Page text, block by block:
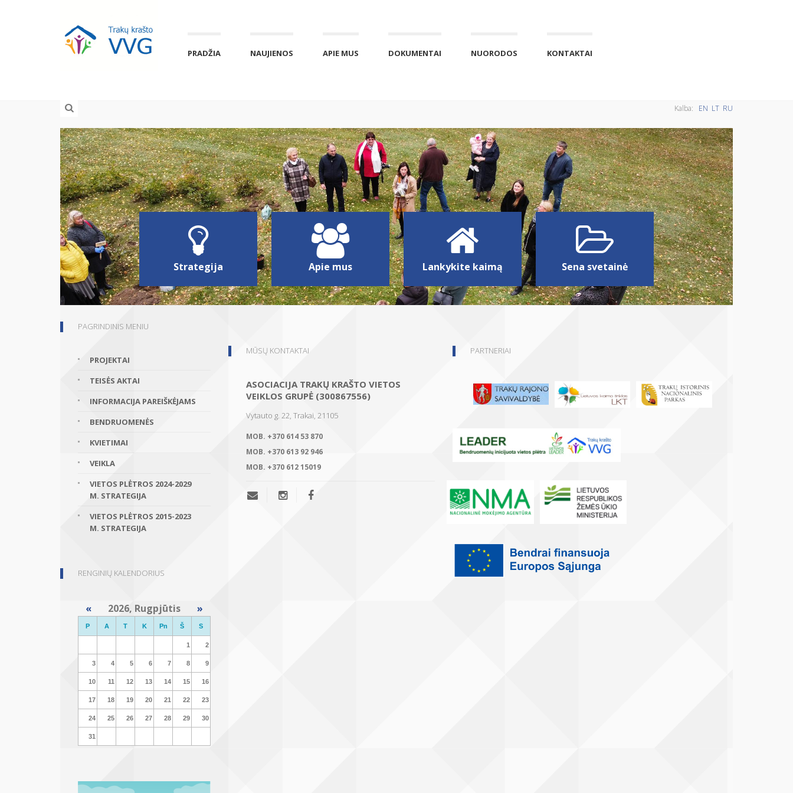
PRADŽIA NAUJIENOS APIE MUS DOKUMENTAI NUORODOS KONTAKTAI
Kalba: EN LT RU
Strategija Apie mus Lankykite kaimą Sena svetainė
PAGRINDINIS MENIU
PROJEKTAI
TEISĖS AKTAI
INFORMACIJA PAREIŠKĖJAMS
BENDRUOMENĖS
KVIETIMAI
VEIKLA
VIETOS PLĖTROS 2024-2029
M. STRATEGIJA
VIETOS PLĖTROS 2015-2023
M. STRATEGIJA
RENGINIŲ KALENDORIUS
« 2026, Rugpjūtis »
P A T K Pn Š S
1 2
3 4 5 6 7 8 9
10 11 12 13 14 15 16
17 18 19 20 21 22 23
24 25 26 27 28 29 30
31
MŪSŲ KONTAKTAI
ASOCIACIJA TRAKŲ KRAŠTO VIETOS
VEIKLOS GRUPĖ (300867556)
Vytauto g. 22, Trakai, 21105
MOB. +370 614 53 870
MOB. +370 613 92 946
MOB. +370 612 15019
PARTNERIAI